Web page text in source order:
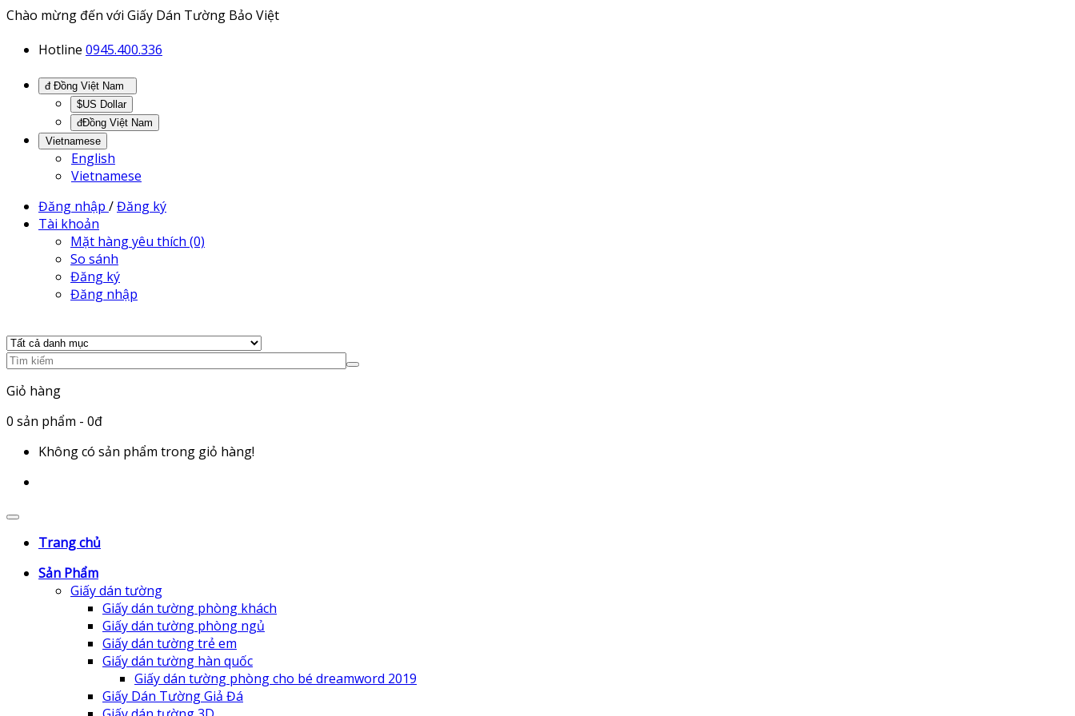
Chào mừng đến với Giấy Dán Tường Bảo Việt
Hotline 0945.400.336
$US Dollar
đĐồng Việt Nam
Vietnamese
English
Vietnamese
Đăng nhập /Đăng ký
Tài khoản
Mặt hàng yêu thích (0)
So sánh
Đăng ký
Đăng nhập
Giỏ hàng
0 sản phẩm - 0đ
Không có sản phẩm trong giỏ hàng!
Trang chủ
Sản Phẩm
Giấy dán tường
Giấy dán tường phòng khách
Giấy dán tường phòng ngủ
Giấy dán tường trẻ em
Giấy dán tường hàn quốc
Giấy dán tường phòng cho bé dreamword 2019
Giấy Dán Tường Giả Đá